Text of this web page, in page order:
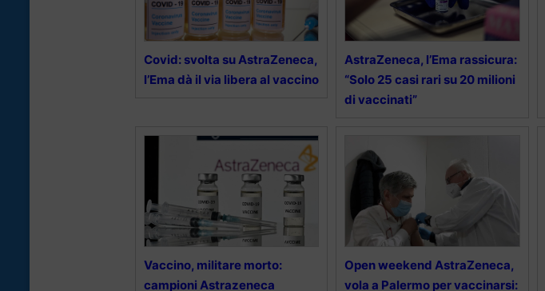
Covid: svolta su AstraZeneca,
l’Ema dà il via libera al vaccino
AstraZeneca, l’Ema rassicura:
“Solo 25 casi rari su 20 milioni
di vaccinati”
Vaccino, militare morto:
campioni Astrazeneca
Open weekend AstraZeneca,
vola a Palermo per vaccinarsi: